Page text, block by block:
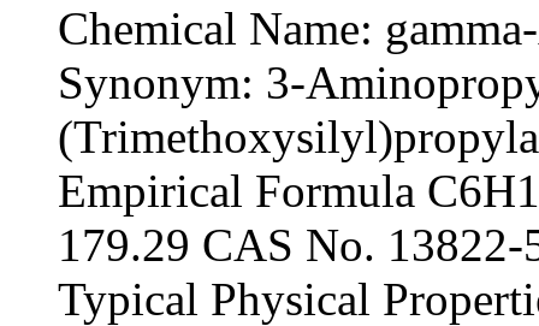
Chemical Name:
Synonym: 3-
Empirical Formula
179.29 CAS No.
Typical Physical